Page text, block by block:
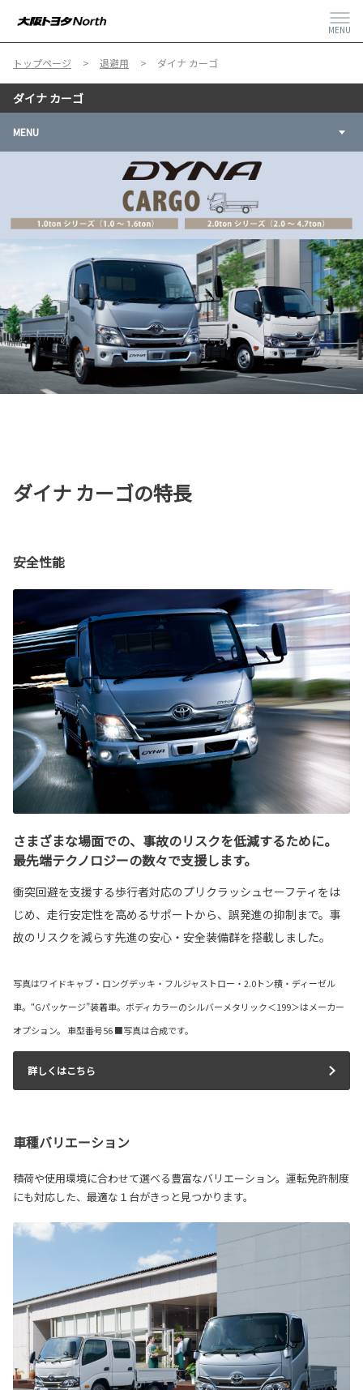
MENU
トップページ 退避用 ダイナ カーゴ
ダイナ カーゴ
MENU
ダイナ カーゴの特長
安全性能
さまざまな場面での、事故のリスクを低減するために。
最先端テクノロジーの数々で支援します。
衝突回避を支援する歩行者対応のプリクラッシュセーフティをは
じめ、走行安定性を高めるサポートから、誤発進の抑制まで。事
故のリスクを減らす先進の安心・安全装備群を搭載しました。
写真はワイドキャブ・ロングデッキ・フルジャストロー・2.0トン積・ディーゼル
車。“Gパッケージ”装着車。ボディカラーのシルバーメタリック＜199＞はメーカー
オプション。 車型番号56 ■写真は合成です。
詳しくはこちら
車種バリエーション
積荷や使用環境に合わせて選べる豊富なバリエーション。運転免許制度
にも対応した、最適な１台がきっと見つかります。